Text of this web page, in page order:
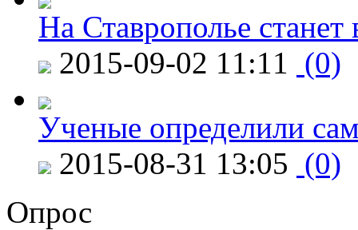
На Ставрополье
2015-09-02 11:11 (0)
Ученые определили
2015-08-31 13:05 (0)
Опрос